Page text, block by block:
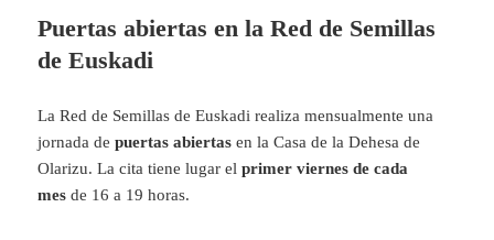
Puertas abiertas en la Red de Semillas
de Euskadi
La Red de Semillas de Euskadi realiza mensualmente una
jornada depuertas abiertas en la Casa de la Dehesa de
Olarizu. La cita tiene lugar elprimer viernes de cada
mes de 16 a 19 horas.